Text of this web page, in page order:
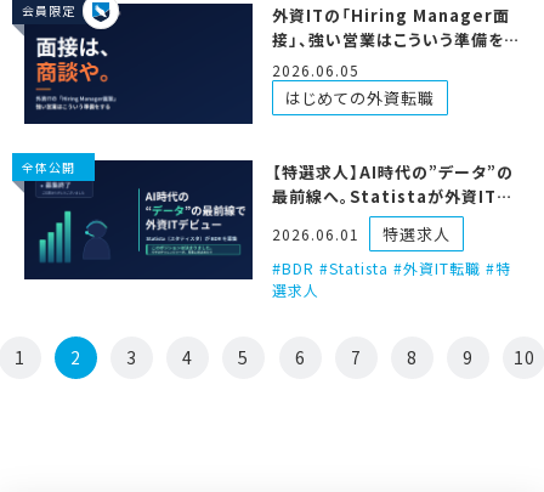
会員限定
外資ITの「Hiring Manager面
接」、強い営業はこういう準備をす
る 〜「売れんの？」「なんで？」に
答え切る3ステップ〜
2026.06.05
はじめての外資転職
全体公開
【特選求人】AI時代の”データ”の
最前線へ。Statistaが外資ITデ
ビュー向けBDRを募集しとるで
2026.06.01 特選求人
BDR #Statista #外資IT転職 #特
選求人
1 2 3 4 5 6 7 8 9 10